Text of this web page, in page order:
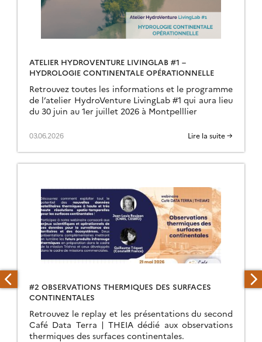
ATELIER HYDROVENTURE LIVINGLAB #1 –
HYDROLOGIE CONTINENTALE OPÉRATIONNELLE
Retrouvez toutes les informations et le programme
de l’atelier HydroVenture LivingLab #1 qui aura lieu
du 30 juin au 1er juillet 2026 à Montpelllier
03.06.2026 Lire la suite →
#2 OBSERVATIONS THERMIQUES DES SURFACES
CONTINENTALES
Retrouvez le replay et les présentations du second
Café Data Terra | THEIA dédié aux observations
thermiques des surfaces continentales.